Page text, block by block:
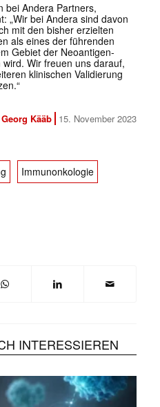
bei Andera Partners,
„Wir bei Andera sind davon
mit den bisher erzielten
als eines der führenden
Gebiet der Neoantigen-
Wir freuen uns darauf,
klinischen Validierung
Georg Kääb 15. November 2023
Immunonkologie
INTERESSIEREN